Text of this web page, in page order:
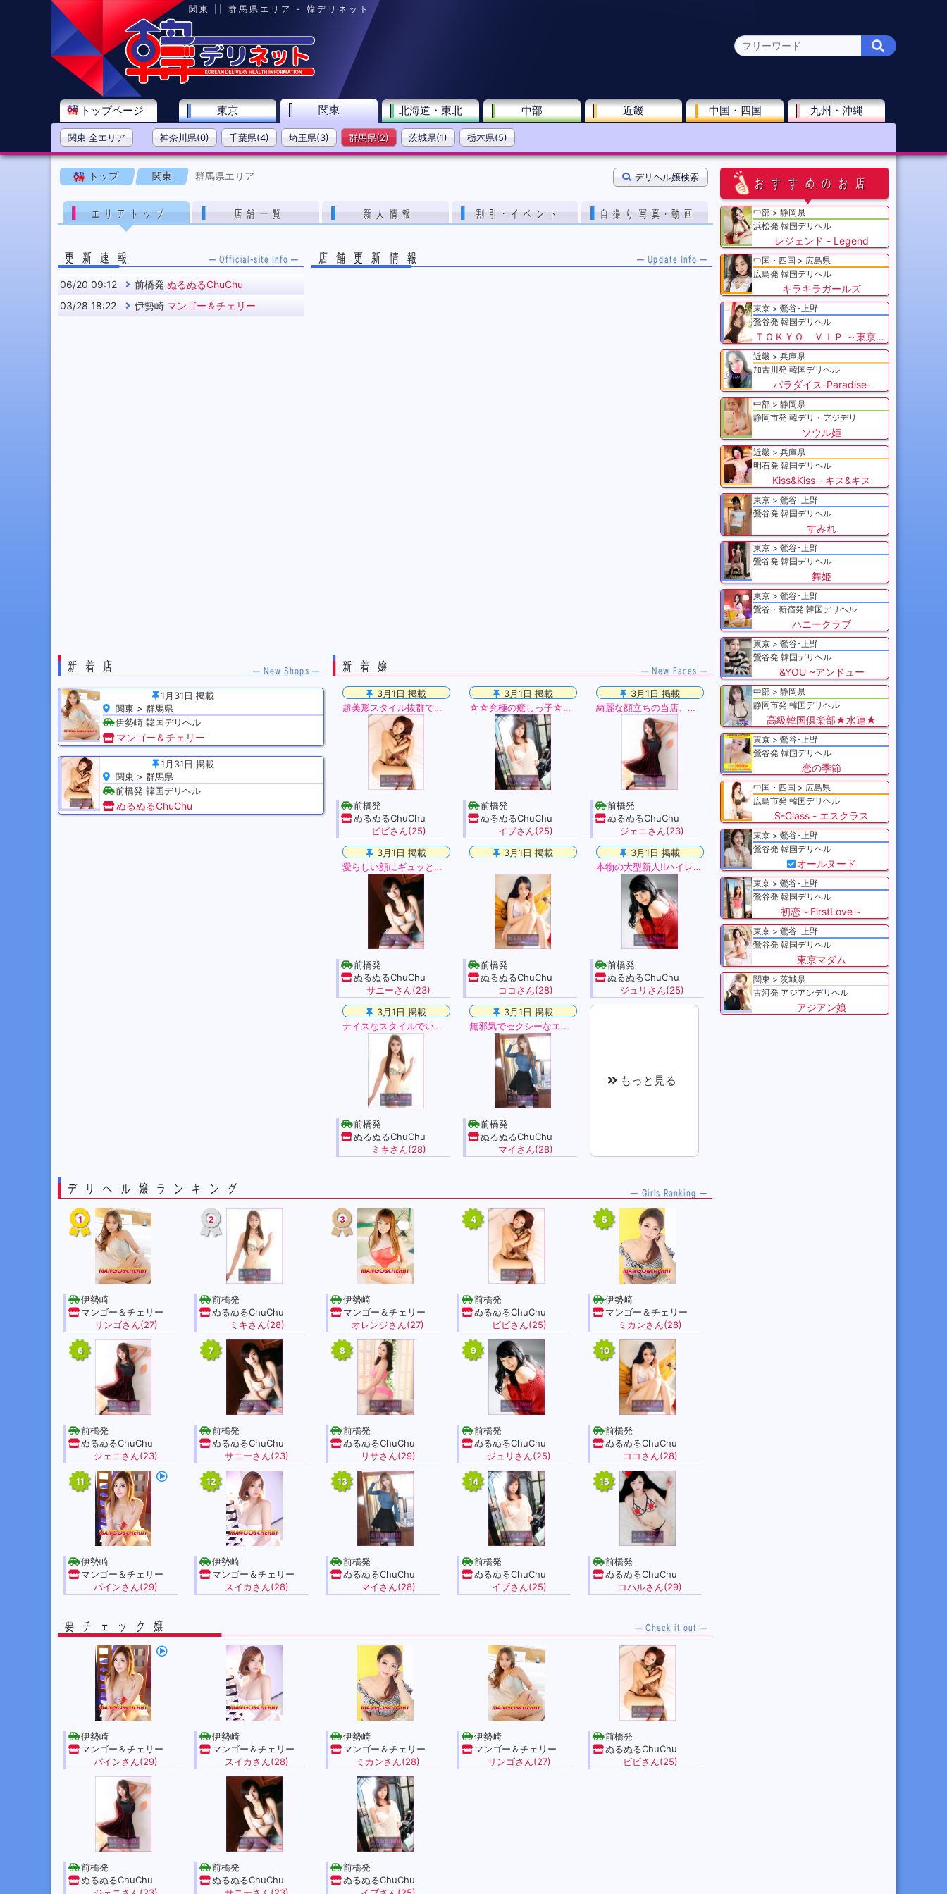
関東 || 群馬県エリア - 韓デリネット
トップページ 東京 関東 北海道・東北 中部 近畿 中国・四国 九州・沖縄
関東 全エリア 神奈川県(0) 千葉県(4) 埼玉県(3) 群馬県(2) 茨城県(1) 栃木県(5)
トップ 関東 群馬県エリア デリヘル嬢検索
エリアトップ 店舗一覧 新人情報 割引･イベント 自撮り写真·動画
更新速報 — Official-site Info —
06/20 09:12 前橋発 ぬるぬるChuChu
03/28 18:22
伊勢崎 マンゴー＆チェリー
店舗更新情報 — Update Info —
新着店 — New Shops —
1月31日 掲載
関東
群馬県
伊勢崎 韓国デリヘル
マンゴー＆チェリー
1月31日 掲載
関東
群馬県
前橋発 韓国デリヘル
ぬるぬるChuChu
新着嬢 — New Faces —
3月1日 掲載
超美形スタイル抜群で超美人! 白い雪のようなお肌!
前橋発
ぬるぬるChuChu
ビビさん(25)
3月1日 掲載
☆☆究極の癒しっ子☆☆ 確実に心奪われるそのルックス、、
前橋発
ぬるぬるChuChu
イブさん(25)
3月1日 掲載
綺麗な顔立ちの当店、自慢の女のコ♪若くて最高の超ハイレベルな
前橋発
ぬるぬるChuChu
ジェニさん(23)
3月1日 掲載
愛らしい顔にギュッと抱きしめたくなる体型の,とてもキュートな娘
前橋発
ぬるぬるChuChu
サニーさん(23)
3月1日 掲載
前橋発
ぬるぬるChuChu
ココさん(28)
3月1日 掲載
本物の大型新人!!ハイレベルクラスの極上美少女♪緊急入店!!
前橋発
ぬるぬるChuChu
ジュリさん(25)
3月1日 掲載
ナイスなスタイルでいてこのセクシーさ！
前橋発
ぬるぬるChuChu
ミキさん(28)
3月1日 掲載
無邪気でセクシーなエロ綺麗なマイちゃん入店しました
前橋発
ぬるぬるChuChu
マイさん(28)
もっと見る
デリヘル嬢ランキング — Girls Ranking —
1
伊勢崎
マンゴー＆チェリー
リンゴさん(27)
2
前橋発
ぬるぬるChuChu
ミキさん(28)
3
伊勢崎
マンゴー＆チェリー
オレンジさん(27)
4
前橋発
ぬるぬるChuChu
ビビさん(25)
5
伊勢崎
マンゴー＆チェリー
ミカンさん(28)
6
前橋発
ぬるぬるChuChu
ジェニさん(23)
7
前橋発
ぬるぬるChuChu
サニーさん(23)
8
前橋発
ぬるぬるChuChu
リサさん(29)
9
前橋発
ぬるぬるChuChu
ジュリさん(25)
10
前橋発
ぬるぬるChuChu
ココさん(28)
11
伊勢崎
マンゴー＆チェリー
パインさん(29)
12
伊勢崎
マンゴー＆チェリー
スイカさん(28)
13
前橋発
ぬるぬるChuChu
マイさん(28)
14
前橋発
ぬるぬるChuChu
イブさん(25)
15
前橋発
ぬるぬるChuChu
コハルさん(29)
要チェック嬢 — Check it out —
伊勢崎
マンゴー＆チェリー
パインさん(29)
伊勢崎
マンゴー＆チェリー
スイカさん(28)
伊勢崎
マンゴー＆チェリー
ミカンさん(28)
伊勢崎
マンゴー＆チェリー
リンゴさん(27)
前橋発
ぬるぬるChuChu
ビビさん(25)
前橋発
ぬるぬるChuChu
前橋発
ぬるぬるChuChu
前橋発
ぬるぬるChuChu
おすすめのお店
中部
静岡県
浜松発 韓国デリヘル
レジェンド - Legend
中国・四国
広島県
広島発 韓国デリヘル
キラキラガールズ
東京
鶯谷･上野
鶯谷発 韓国デリヘル
ＴＯＫＹＯ ＶＩＰ ～東京VIP～
近畿
兵庫県
加古川発 韓国デリヘル
パラダイス-Paradise-
中部
静岡県
静岡市発 韓デリ・アジデリ
ソウル姫
近畿
兵庫県
明石発 韓国デリヘル
Kiss&Kiss - キス&キス
東京
鶯谷･上野
鶯谷発 韓国デリヘル
すみれ
東京
鶯谷･上野
鶯谷発 韓国デリヘル
舞姫
東京
鶯谷･上野
鶯谷・新宿発 韓国デリヘル
ハニークラブ
東京
鶯谷･上野
鶯谷発 韓国デリヘル
&YOU ~アンドュー
中部
静岡県
静岡市発 韓国デリヘル
高級韓国倶楽部★水連★
東京
鶯谷･上野
鶯谷発 韓国デリヘル
恋の季節
中国・四国
広島県
広島市発 韓国デリヘル
S-Class - エスクラス
東京
鶯谷･上野
鶯谷発 韓国デリヘル
オールヌード
東京
鶯谷･上野
鶯谷発 韓国デリヘル
初恋～FirstLove～
東京
鶯谷･上野
鶯谷発 韓国デリヘル
東京マダム
関東
茨城県
古河発 アジアンデリヘル
アジアン娘